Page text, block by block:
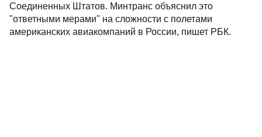
Соединенных Штатов. Минтранс объяснил это
"ответными мерами" на сложности с полетами
американских авиакомпаний в России, пишет РБК.